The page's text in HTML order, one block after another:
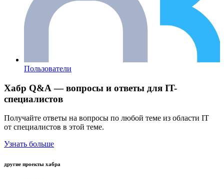
Пользователи
Хабр Q&A — вопросы и ответы для IT-
специалистов
Получайте ответы на вопросы по любой теме из области IT
от специалистов в этой теме.
Узнать больше
другие проекты хабра